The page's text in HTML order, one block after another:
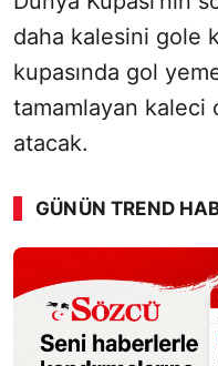
daha kalesini gole
kupasında gol
tamamlayan kaleci
atacak.
GÜNÜN TREND